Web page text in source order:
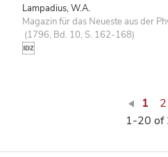
Lampadius, W.A.
Magazin für das Neueste aus der
(1796, Bd. 10, S. 162-168)
1
2
1-20 of